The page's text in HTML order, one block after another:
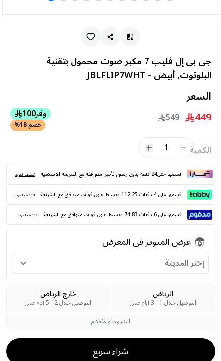
جى بى إل فليب 7 مكبر صوت محمول بتقنية
البلوتوث, أبيض - JBLFLIP7WHT
السعر
449
549 وفر100
خصم 18%
الكمية 1
قسمها حتى24 دفعه بدون رسوم تأخير. متوافقة مع الشريعة الإسلامية اكتشف المزيد
قسمها على 4 دفعات 112.25 تقسيط بدون فوائد. متوافق مع الشريعة اكتشف المزيد
قسمها على 6 دفعات 74.83 تقسيط بدون فوائد. متوافق مع الشريعة اكتشف المزيد
عرض المتوفر فى المعرض
إختر المدينة
الرياض
التوصيل خلال 1 - 3 أيام عمل
خارج الرياض
التوصيل خلال 2 - 5 أيام عمل
الشروط والأحكام
شراء سريع